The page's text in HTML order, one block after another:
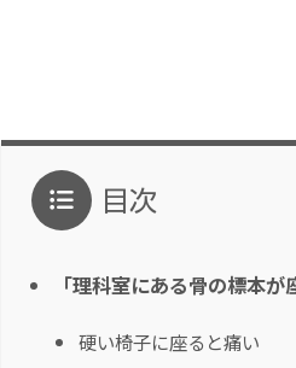
目次
「理科室にある骨の標本
硬い椅子に座ると痛い